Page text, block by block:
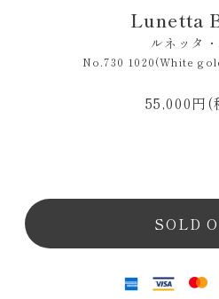
Lunetta
ルネッタ
No.730 1020(White
55,000円(
SOLD